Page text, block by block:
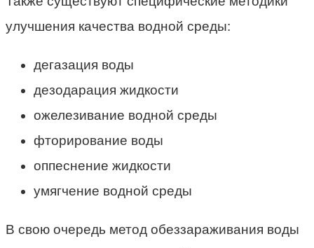
улучшения качества водной среды:
дегазация воды
дезодарация жидкости
ожелезивание водной среды
фторирование воды
оппеснение жидкости
умягчение водной среды
В свою очередь метод обеззараживания воды